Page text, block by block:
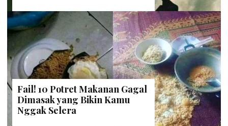
Fail! 10 Potret Makanan Gagal
Dimasak yang Bikin Kamu
Nggak Selera